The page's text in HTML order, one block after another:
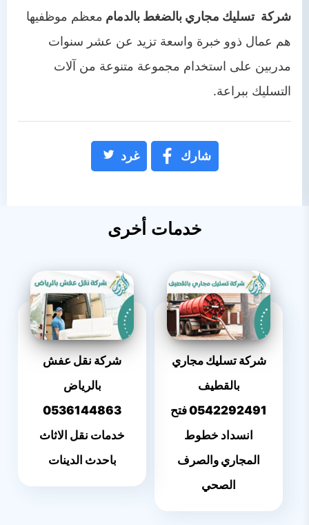
شركة تسليك مجاري بالضغط بالدمام معظم موظفيها
هم عمال ذوو خبرة واسعة تزيد عن عشر سنوات
مدربين على استخدام مجموعة متنوعة من آلات
التسليك ببراعة.
شارك غرد
خدمات أخرى
شركة تسليك مجاري
بالقطيف
0542292491 فتح
انسداد خطوط
المجاري والصرف
الصحي
شركة نقل عفش
بالرياض
0536144863
خدمات نقل الاثاث
باحدث الدينات